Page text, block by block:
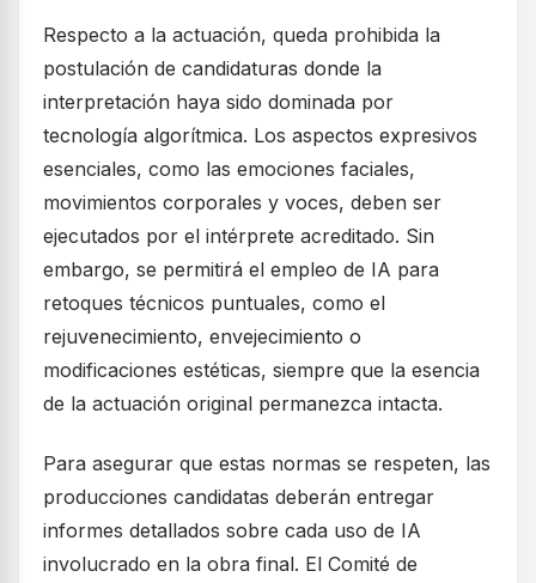
Respecto a la actuación, queda prohibida la
postulación de candidaturas donde la
interpretación haya sido dominada por
tecnología algorítmica. Los aspectos expresivos
esenciales, como las emociones faciales,
movimientos corporales y voces, deben ser
ejecutados por el intérprete acreditado. Sin
embargo, se permitirá el empleo de IA para
retoques técnicos puntuales, como el
rejuvenecimiento, envejecimiento o
modificaciones estéticas, siempre que la esencia
de la actuación original permanezca intacta.
Para asegurar que estas normas se respeten, las
producciones candidatas deberán entregar
informes detallados sobre cada uso de IA
involucrado en la obra final. El Comité de